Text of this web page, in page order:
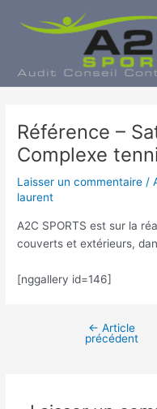
Référence –
Complexe
Laisser un commentaire /
laurent
A2C SPORTS est sur la
couverts et extérieurs,
[nggallery id=146]
Navigation
← Article
précédent